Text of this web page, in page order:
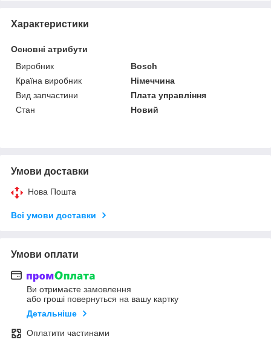
Характеристики
Основні атрибути
Виробник
Bosch
Країна виробник
Німеччина
Вид запчастини
Плата управління
Стан
Новий
Умови доставки
Нова Пошта
Всі умови доставки
Умови оплати
Ви отримаєте замовлення
або гроші повернуться на вашу картку
Детальніше
Оплатити частинами